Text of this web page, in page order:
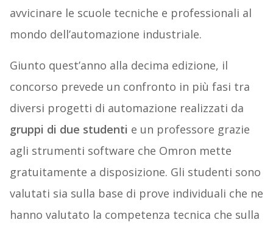
avvicinare le scuole tecniche e professionali al
mondo dell’automazione industriale.
Giunto quest’anno alla decima edizione, il
concorso prevede un confronto in più fasi tra
diversi progetti di automazione realizzati da
gruppi di due studenti e un professore grazie
agli strumenti software che Omron mette
gratuitamente a disposizione. Gli studenti sono
valutati sia sulla base di prove individuali che ne
hanno valutato la competenza tecnica che sulla